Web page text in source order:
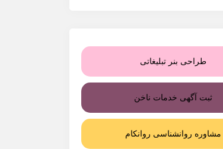
طراحی بنر تبلیغاتی
ثبت آگهی خدمات ناخن
مشاوره روانشناسی روانکام